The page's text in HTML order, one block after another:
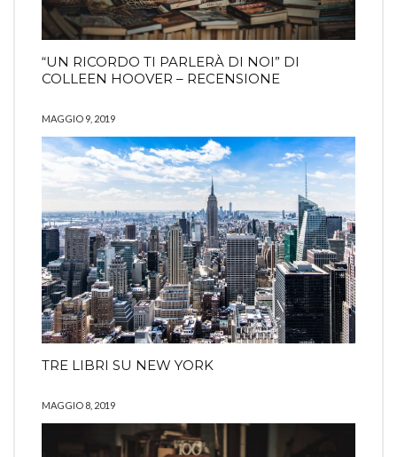
“UN RICORDO TI PARLERÀ DI NOI” DI
COLLEEN HOOVER – RECENSIONE
MAGGIO 9, 2019
TRE LIBRI SU NEW YORK
MAGGIO 8, 2019